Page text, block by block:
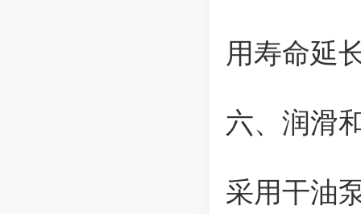
用寿命延
六、润滑
采用干油